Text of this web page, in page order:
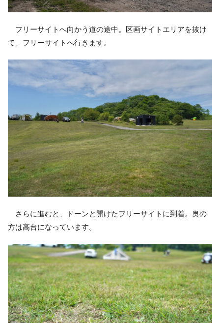
フリーサイトへ向かう道の途中。区画サイトエリアを抜け
て、フリーサイトへ行きます。
さらに進むと、ドーンと開けたフリーサイトに到着。奥の
方は高台になっています。